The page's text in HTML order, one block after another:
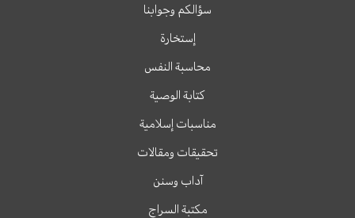
سؤالكم وجوابنا
إستخارة
محاسبة النفس
كتابة الوصية
مناسبات إسلامية
تحقيقات ومقالات
آداب وسنن
مكتبة السراج